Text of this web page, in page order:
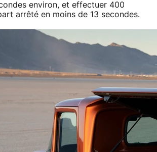
environ, et effectuer 400
arrêté en moins de 13 secondes.